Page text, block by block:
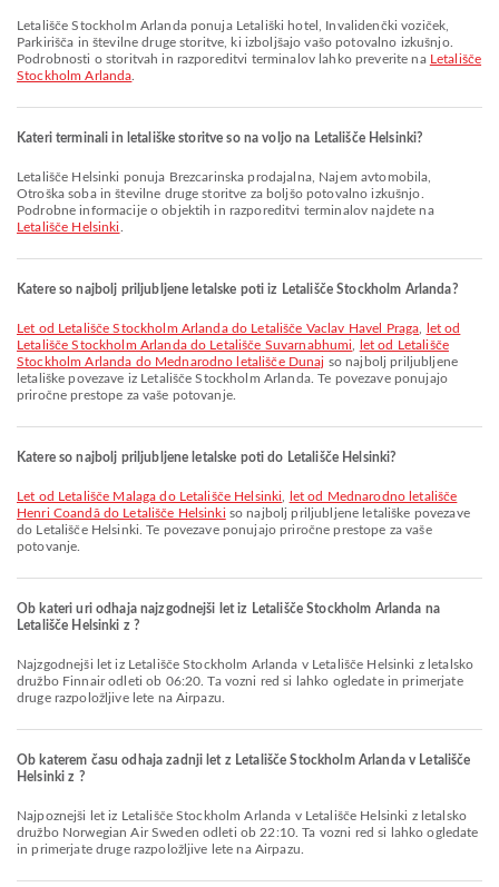
Letališče Stockholm Arlanda ponuja Letališki hotel, Invalidenčki voziček,
Parkirišča in številne druge storitve, ki izboljšajo vašo potovalno izkušnjo.
Podrobnosti o storitvah in razporeditvi terminalov lahko preverite na Letališče
Stockholm Arlanda
Kateri terminali in letališke storitve so na voljo na Letališče Helsinki?
Letališče Helsinki ponuja Brezcarinska prodajalna, Najem avtomobila,
Otroška soba in številne druge storitve za boljšo potovalno izkušnjo.
Podrobne informacije o objektih in razporeditvi terminalov najdete na
Letališče Helsinki
Katere so najbolj priljubljene letalske poti iz Letališče Stockholm Arlanda?
let od Letališče Stockholm Arlanda do Letališče Vaclav Havel Praga
let od
Letališče Stockholm Arlanda do Letališče Suvarnabhumi
let od Letališče
Stockholm Arlanda do Mednarodno letališče Dunaj so najbolj priljubljene
letališke povezave iz Letališče Stockholm Arlanda. Te povezave ponujajo
priročne prestope za vaše potovanje.
Katere so najbolj priljubljene letalske poti do Letališče Helsinki?
let od Letališče Malaga do Letališče Helsinki
let od Mednarodno letališče
Henri Coandă do Letališče Helsinki so najbolj priljubljene letališke povezave
do Letališče Helsinki. Te povezave ponujajo priročne prestope za vaše
potovanje.
Ob kateri uri odhaja najzgodnejši let iz Letališče Stockholm Arlanda na
Letališče Helsinki z ?
Najzgodnejši let iz Letališče Stockholm Arlanda v Letališče Helsinki z letalsko
družbo Finnair odleti ob 06:20. Ta vozni red si lahko ogledate in primerjate
druge razpoložljive lete na Airpazu.
Ob katerem času odhaja zadnji let z Letališče Stockholm Arlanda v Letališče
Helsinki z ?
Najpoznejši let iz Letališče Stockholm Arlanda v Letališče Helsinki z letalsko
družbo Norwegian Air Sweden odleti ob 22:10. Ta vozni red si lahko ogledate
in primerjate druge razpoložljive lete na Airpazu.